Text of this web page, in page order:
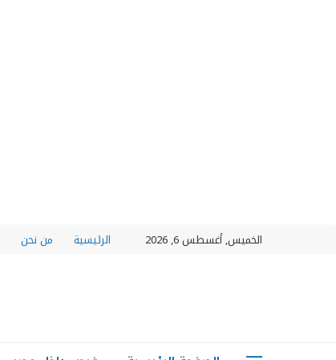
الخميس, أغسطس 6, 2026 الرئيسية من نحن